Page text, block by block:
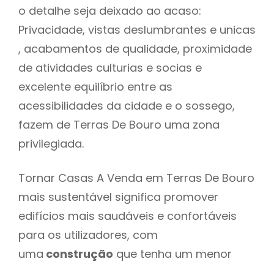
o detalhe seja deixado ao acaso:
Privacidade, vistas deslumbrantes e unicas
, acabamentos de qualidade, proximidade
de atividades culturias e socias e
excelente equilíbrio entre as
acessibilidades da cidade e o sossego,
fazem de Terras De Bouro uma zona
privilegiada.
Tornar Casas A Venda em Terras De Bouro
mais sustentável significa promover
edifícios mais saudáveis e confortáveis
para os utilizadores, com
uma construção que tenha um menor